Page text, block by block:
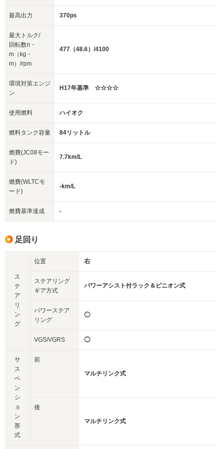
最高出力 370ps
最大トルク/
回転数n・
m（kg・
m）/rpm
477（48.6）/4100
環境対策エンジ
ン
H17年基準 ☆☆☆☆
使用燃料 ハイオク
燃料タンク容量 84リットル
燃費(JC08モー
ド)
7.7km/L
燃費(WLTCモ
ード)
-km/L
燃費基準達成 -
足回り
ス
テ
ア
リ
ン
グ
位置 右
ステアリング
ギア方式
パワーアシスト付ラック＆ピニオン式
パワーステア
リング
◯
VGS/VGRS ◯
サ
ス
ペ
ン
シ
ョ
ン
形
式
前
マルチリンク式
後
マルチリンク式